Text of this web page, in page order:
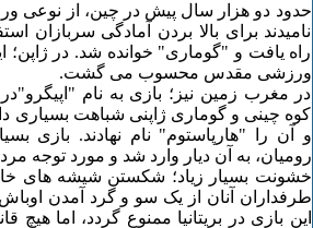
حدود دو هزار سال پیش در چین، از نوعی
نامیدند برای بالا بردن آمادگی سربازان
راه یافت و "گوماری" خوانده شد. در
ورزشی مقدس محسوب می گشت.
در مغرب زمین نیز؛ بازی به نام
کوه چینی و گوماری ژاپنی شباهت بسیاری
و آن را "هارپاستوم" نام نهادند. بازی
رومیان، به آن دیار وارد شد و مورد توجه
خشونت بسیار زیاد؛ شکستن شیشه های
طرفداران آنان از یک سو و گرد آمدن
این بازی در بریتانیا ممنوع گردد، اما